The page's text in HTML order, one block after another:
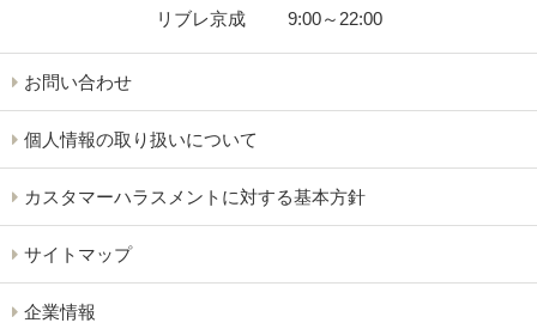
リブレ京成 9:00～22:00
お問い合わせ
個人情報の取り扱いについて
カスタマーハラスメントに対する基本方針
サイトマップ
企業情報